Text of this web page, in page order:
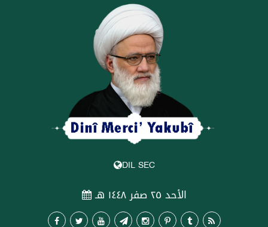
DIL SEC
الأحد ٢٥ صفر ١٤٤٨ هـ